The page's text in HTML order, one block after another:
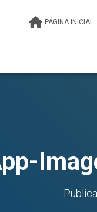
PÁGINA INICIAL